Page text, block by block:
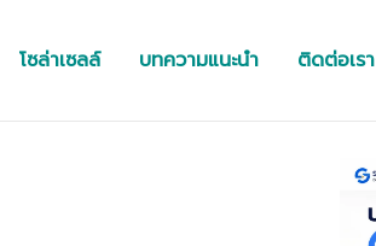
โซล่าเซลล์ บทความแนะนำ ติดต่อเรา